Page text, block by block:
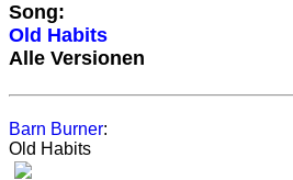
Song:
Old Habits
Alle Versionen
Barn Burner:
Old Habits